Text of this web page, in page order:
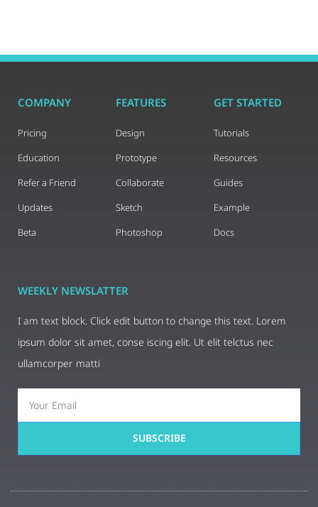
COMPANY
Pricing
Education
Refer a Friend
Updates
Beta
FEATURES
Design
Prototype
Collaborate
Sketch
Photoshop
GET STARTED
Tutorials
Resources
Guides
Example
Docs
WEEKLY NEWSLATTER
I am text block. Click edit button to change this text. Lorem
ipsum dolor sit amet, conse iscing elit. Ut elit telctus nec
ullamcorper matti
SUBSCRIBE